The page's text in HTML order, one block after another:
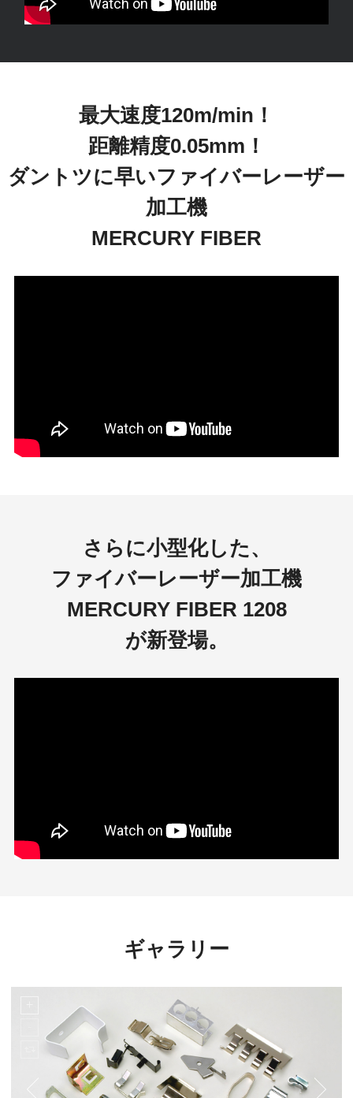
最大速度120m/min！
距離精度0.05mm！
ダントツに早いファイバーレーザー
加工機
MERCURY FIBER
さらに小型化した、
ファイバーレーザー加工機
MERCURY FIBER 1208
が新登場。
ギャラリー